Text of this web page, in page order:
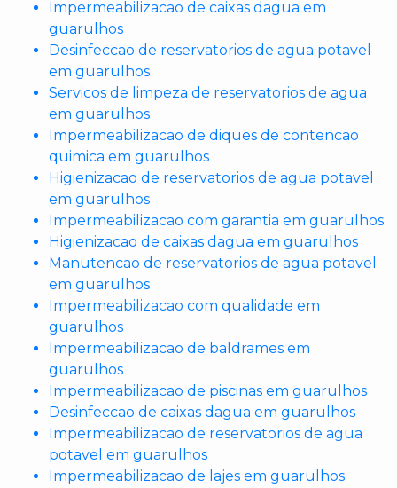
Impermeabilizacao de caixas dagua em
guarulhos
Desinfeccao de reservatorios de agua potavel
em guarulhos
Servicos de limpeza de reservatorios de agua
em guarulhos
Impermeabilizacao de diques de contencao
quimica em guarulhos
Higienizacao de reservatorios de agua potavel
em guarulhos
Impermeabilizacao com garantia em guarulhos
Higienizacao de caixas dagua em guarulhos
Manutencao de reservatorios de agua potavel
em guarulhos
Impermeabilizacao com qualidade em
guarulhos
Impermeabilizacao de baldrames em
guarulhos
Impermeabilizacao de piscinas em guarulhos
Desinfeccao de caixas dagua em guarulhos
Impermeabilizacao de reservatorios de agua
potavel em guarulhos
Impermeabilizacao de lajes em guarulhos